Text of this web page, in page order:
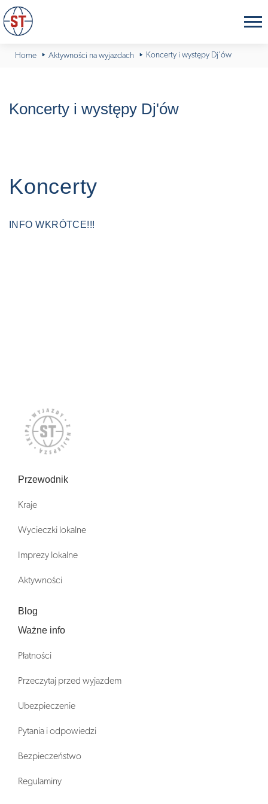
Home Aktywności na wyjazdach Koncerty i występy Dj'ów
Koncerty i występy Dj'ów
Koncerty
INFO WKRÓTCE!!!
Przewodnik
Kraje
Wycieczki lokalne
Imprezy lokalne
Aktywności
Blog
Ważne info
Płatności
Przeczytaj przed wyjazdem
Ubezpieczenie
Pytania i odpowiedzi
Bezpieczeństwo
Regulaminy